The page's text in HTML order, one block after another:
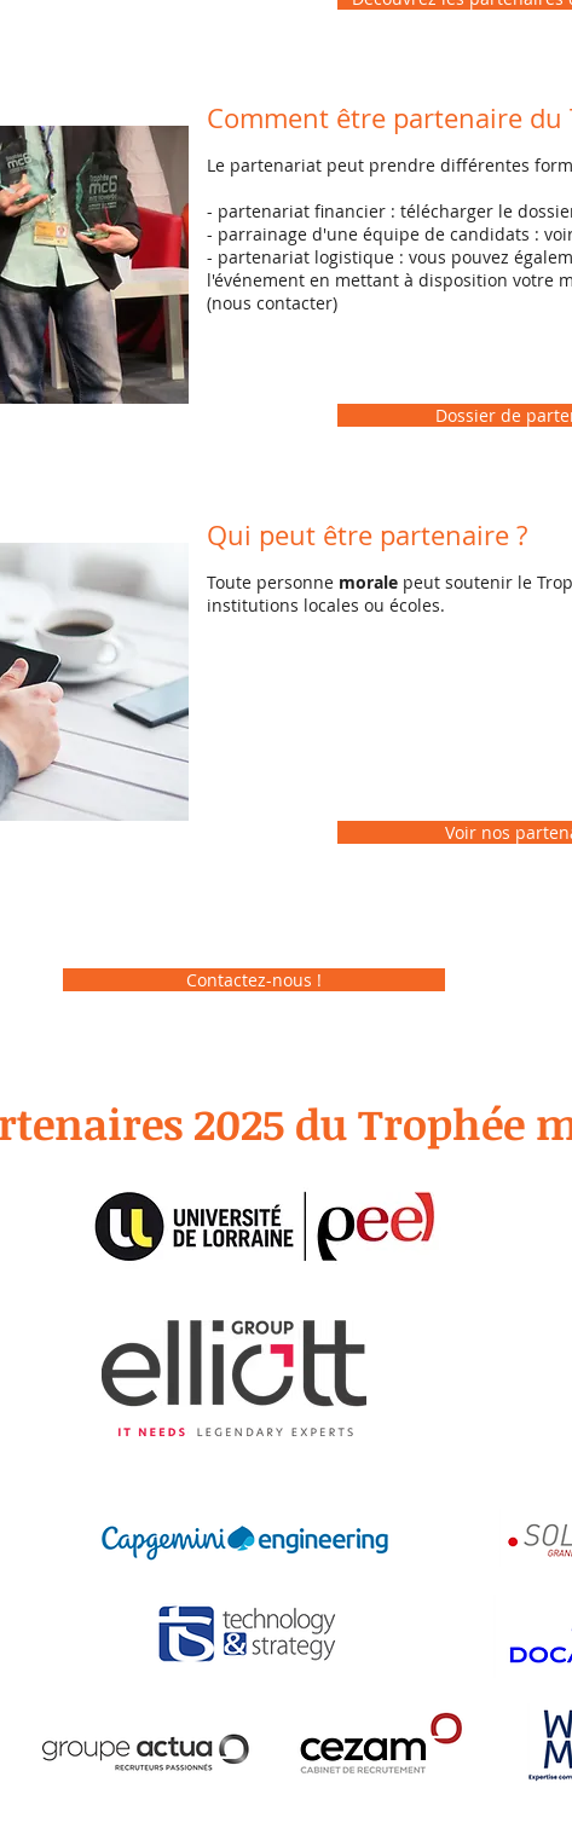
Comment être partenaire du
Le partenariat peut prendre différentes
- partenariat financier : télécharger le
- parrainage d'une équipe de candidats :
- partenariat logistique : vous pouvez
l'événement en mettant à disposition votre
(nous contacter)
Dossier de
Qui peut être partenaire ?
Toute personne morale peut soutenir le
institutions locales ou écoles.
Voir nos
Contactez-nous !
2025 du Trophée